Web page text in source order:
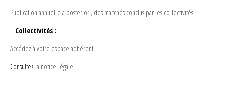
Publication annuelle a posteriori, des marchés conclus par les collectivités
– Collectivités :
Accédez à votre espace adhérent
Consultez la notice légale